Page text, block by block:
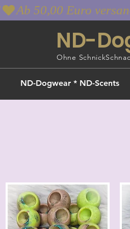
ND-Dogwear * ND-Scents
ND-
Ohne